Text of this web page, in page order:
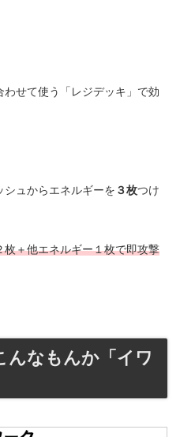
せて使う「レジデッキ」で効
ュからエネルギーを ３枚つけ
枚＋他エネルギー１枚で即攻撃
んなもんか「イワ